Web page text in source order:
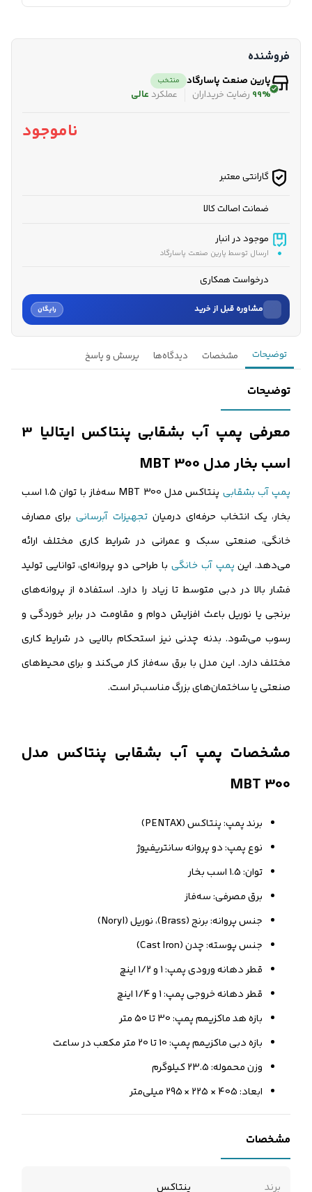
فروشنده
پارین صنعت پاسارگاد منتخب
99% رضایت خریداران عملکرد عالی
ناموجود
گارانتی معتبر
ضمانت اصالت کالا
موجود در انبار
ارسال توسط پارین صنعت پاسارگاد
درخواست همکاری
مشاوره قبل از خرید رایگان
نام
تماس می‌گیرند.
ثبت درخواست مشاوره رایگان
توضیحات مشخصات دیدگاه‌ها پرسش و پاسخ
توضیحات
معرفی پمپ آب بشقابی پنتاکس ایتالیا 3
اسب بخار مدل MBT 300
پمپ آب بشقابی
پنتاکس مدل MBT 300 سه‌فاز با توان 1.5 اسب
بخار، یک انتخاب حرفه‌ای درمیان تجهیزات آبرسانیبرای مصارف
خانگی، صنعتی سبک و عمرانی در شرایط کاری مختلف ارائه
می‌دهد. این پمپ آب خانگی با طراحی دو پروانه‌ای، توانایی تولید
فشار بالا در دبی متوسط تا زیاد را دارد. استفاده از پروانه‌های
برنجی یا نوریل باعث افزایش دوام و مقاومت در برابر خوردگی و
رسوب می‌شود. بدنه چدنی نیز استحکام بالایی در شرایط کاری
مختلف دارد. این مدل با برق سه‌فاز کار می‌کند و برای محیط‌های
صنعتی یا ساختمان‌های بزرگ مناسب‌تر است.
مشخصات پمپ آب بشقابی پنتاکس مدل
MBT 300
برند پمپ: پنتاکس (PENTAX)
نوع پمپ: دو پروانه سانتریفیوژ
توان: 1.5 اسب بخار
برق مصرفی: سه‌فاز
جنس پروانه: برنج (Brass)، نوریل (Noryl)
جنس پوسته: چدن (Cast Iron)
قطر دهانه ورودی پمپ: 1 و 1/2 اینچ
قطر دهانه خروجی پمپ: 1 و 1/4 اینچ
بازه هد ماکزیمم پمپ: 30 تا 50 متر
بازه دبی ماکزیمم پمپ: 10 تا 20 متر مکعب در ساعت
وزن محموله: 23.5 کیلوگرم
ابعاد: 405 × 225 × 295 میلی‌متر
مشخصات
برند پنتاکس